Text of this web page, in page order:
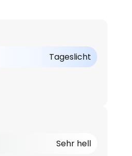
Tageslicht
Sehr hell